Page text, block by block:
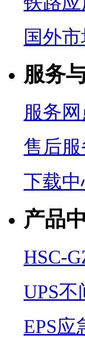
国外
服务
服务网
售后服
下载
产品
HSC-
UPS
EPS应